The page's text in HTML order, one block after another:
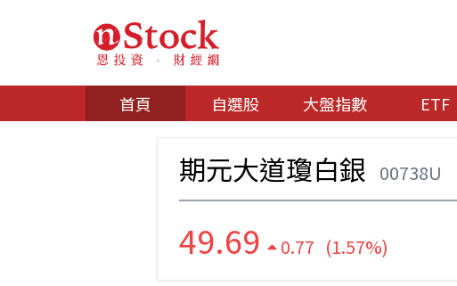
首頁 自選股 大盤指數 ETF
期元大道瓊白銀 00738U
49.69 0.77 (1.57%)